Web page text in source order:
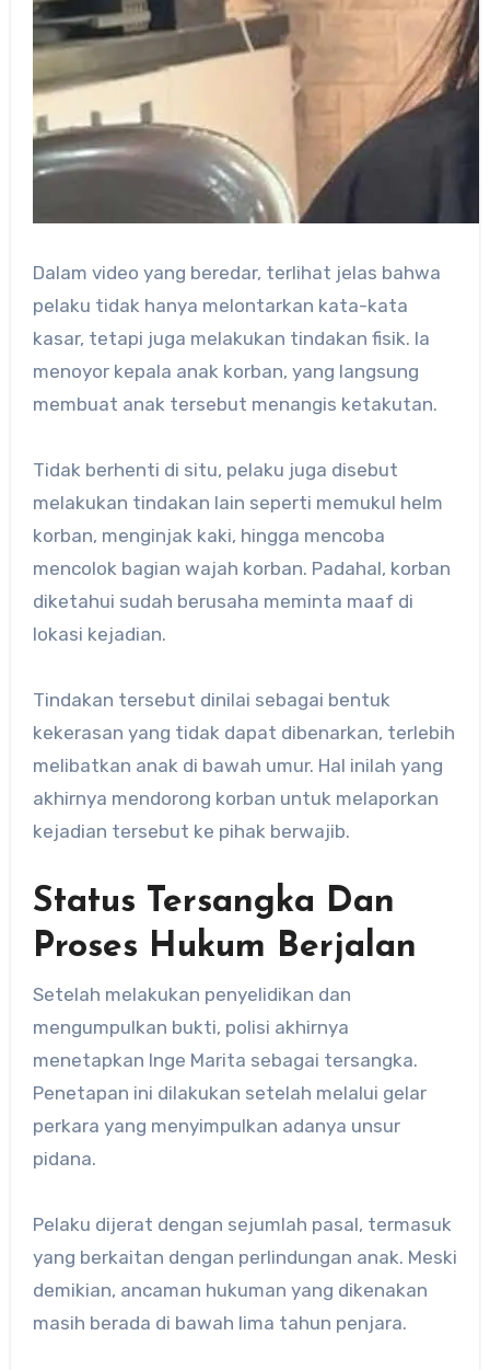
Dalam video yang beredar, terlihat jelas bahwa
pelaku tidak hanya melontarkan kata-kata
kasar, tetapi juga melakukan tindakan fisik. Ia
menoyor kepala anak korban, yang langsung
membuat anak tersebut menangis ketakutan.
Tidak berhenti di situ, pelaku juga disebut
melakukan tindakan lain seperti memukul helm
korban, menginjak kaki, hingga mencoba
mencolok bagian wajah korban. Padahal, korban
diketahui sudah berusaha meminta maaf di
lokasi kejadian.
Tindakan tersebut dinilai sebagai bentuk
kekerasan yang tidak dapat dibenarkan, terlebih
melibatkan anak di bawah umur. Hal inilah yang
akhirnya mendorong korban untuk melaporkan
kejadian tersebut ke pihak berwajib.
Status Tersangka Dan
Proses Hukum Berjalan
Setelah melakukan penyelidikan dan
mengumpulkan bukti, polisi akhirnya
menetapkan Inge Marita sebagai tersangka.
Penetapan ini dilakukan setelah melalui gelar
perkara yang menyimpulkan adanya unsur
pidana.
Pelaku dijerat dengan sejumlah pasal, termasuk
yang berkaitan dengan perlindungan anak. Meski
demikian, ancaman hukuman yang dikenakan
masih berada di bawah lima tahun penjara.